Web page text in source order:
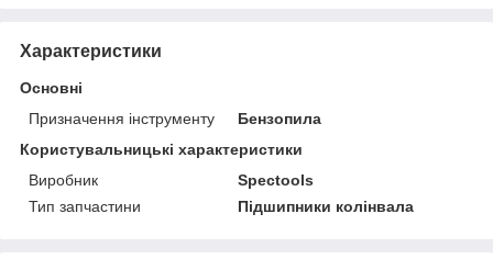
Характеристики
Основні
Призначення інструменту
Бензопила
Користувальницькі характеристики
Виробник
Spectools
Тип запчастини
Підшипники колінвала